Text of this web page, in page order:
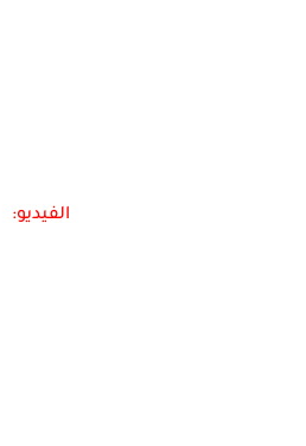
الفيديو: